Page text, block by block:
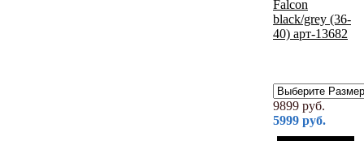
9899 руб.
5999 руб.